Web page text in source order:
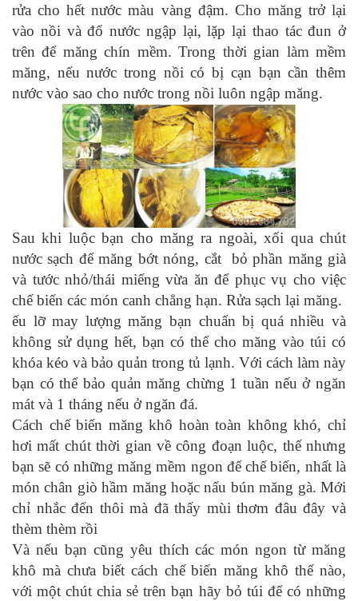
rửa cho hết nước màu vàng đậm. Cho măng trở lại
vào nồi và đổ nước ngập lại, lặp lại thao tác đun ở
trên để măng chín mềm. Trong thời gian làm mềm
măng, nếu nước trong nồi có bị cạn bạn cần thêm
nước vào sao cho nước trong nồi luôn ngập măng.
Sau khi luộc bạn cho măng ra ngoài, xối qua chút
nước sạch để măng bớt nóng, cắt bỏ phần măng già
và tước nhỏ/thái miếng vừa ăn để phục vụ cho việc
chế biến các món canh chẳng hạn. Rửa sạch lại măng.
ếu lỡ may lượng măng bạn chuẩn bị quá nhiều và
không sử dụng hết, bạn có thể cho măng vào túi có
khóa kéo và bảo quản trong tủ lạnh. Với cách làm này
bạn có thể bảo quản măng chừng 1 tuần nếu ở ngăn
mát và 1 tháng nếu ở ngăn đá.
Cách chế biến măng khô hoàn toàn không khó, chỉ
hơi mất chút thời gian về công đoạn luộc, thế nhưng
bạn sẽ có những măng mềm ngon để chế biến, nhất là
món chân giò hầm măng hoặc nấu bún măng gà. Mới
chỉ nhắc đến thôi mà đã thấy mùi thơm đâu đây và
thèm thèm rồi
Và nếu bạn cũng yêu thích các món ngon từ măng
khô mà chưa biết cách chế biến măng khô thế nào,
với một chút chia sẻ trên bạn hãy bỏ túi để có những